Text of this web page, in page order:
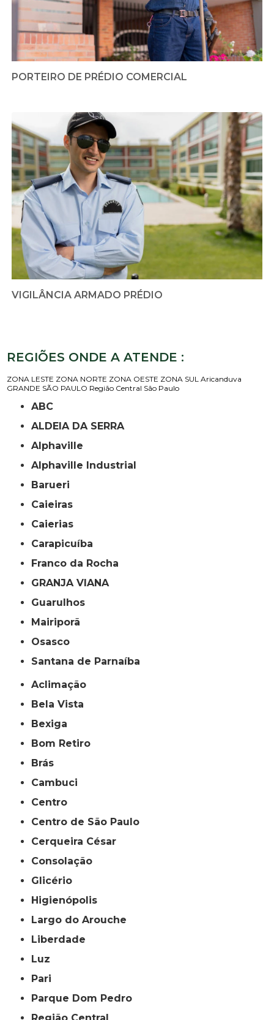
PORTEIRO DE PRÉDIO COMERCIAL
VIGILÂNCIA ARMADO PRÉDIO
REGIÕES ONDE A ATENDE :
ZONA LESTE ZONA NORTE ZONA OESTE ZONA SUL Aricanduva
GRANDE SÃO PAULO Região Central São Paulo
ABC
ALDEIA DA SERRA
Alphaville
Alphaville Industrial
Barueri
Caieiras
Caierias
Carapicuíba
Franco da Rocha
GRANJA VIANA
Guarulhos
Mairiporã
Osasco
Santana de Parnaíba
Aclimação
Bela Vista
Bexiga
Bom Retiro
Brás
Cambuci
Centro
Centro de São Paulo
Cerqueira César
Consolação
Glicério
Higienópolis
Largo do Arouche
Liberdade
Luz
Pari
Parque Dom Pedro